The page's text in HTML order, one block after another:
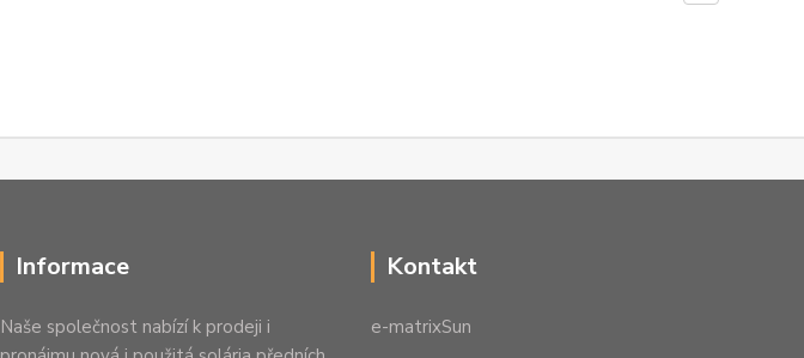
Informace
Naše společnost nabízí k prodeji i
Kontakt
e-matrixSun